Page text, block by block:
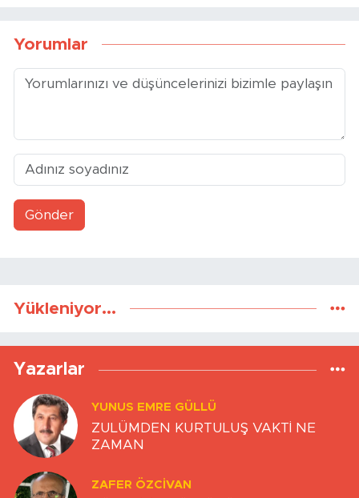
Yorumlar
Gönder
Yükleniyor...
Yazarlar
YUNUS EMRE GÜLLÜ
ZULÜMDEN KURTULUŞ VAKTİ NE
ZAMAN
ZAFER ÖZCIVAN